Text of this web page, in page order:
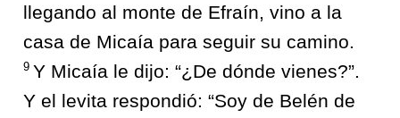
llegando al monte de Efraín, vino a la
casa de Micaía para seguir su camino.
9 Y Micaía le dijo: “¿De dónde vienes?”.
Y el levita respondió: “Soy de Belén de